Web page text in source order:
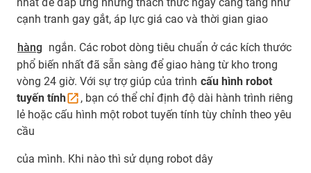
cạnh tranh gay gắt, áp lực giá cao và thời gian giao
hàng ngắn. Các robot dòng tiêu chuẩn ở các kích thước
phổ biến nhất đã sẵn sàng để giao hàng từ kho trong
vòng 24 giờ. Với sự trợ giúp của trình cấu hình robot
tuyến tính
, bạn có thể chỉ định độ dài hành trình riêng
lẻ hoặc cấu hình một robot tuyến tính tùy chỉnh theo yêu
cầu
của mình. Khi nào thì sử dụng robot dây